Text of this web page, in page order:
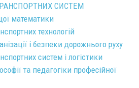
СИСТЕМ
математики
технологій
і безпеки дорожнього руху
систем і логістики
та педагогіки професійної